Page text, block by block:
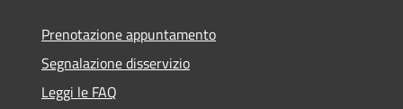
Prenotazione appuntamento
Segnalazione disservizio
Leggi le FAQ